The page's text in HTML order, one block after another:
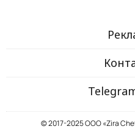
© 2017-2025 ООО «Zira